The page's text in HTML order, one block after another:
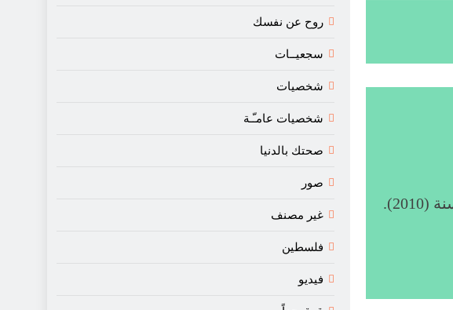
روح عن نفسك
سجعيــات
شخصيات
شخصيات عامـّـة
صحتك بالدنيا
صور
غير مصنف
فلسطين
فيديو